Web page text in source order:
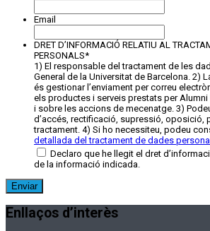
Email
DRET D’INFORMACIÓ RELATIU AL
PERSONALS*
1) El responsable del tractament de les
General de la Universitat de Barcelona. 2)
és gestionar l’enviament per correu
els productes i serveis prestats per Alumni
i sobre les accions de mecenatge. 3)
d’accés, rectificació, supressió, oposició,
tractament. 4) Si ho necessiteu, podeu
detallada del tractament de dades
Declaro que he llegit el dret
de la informació indicada.
Enllaços d’interès